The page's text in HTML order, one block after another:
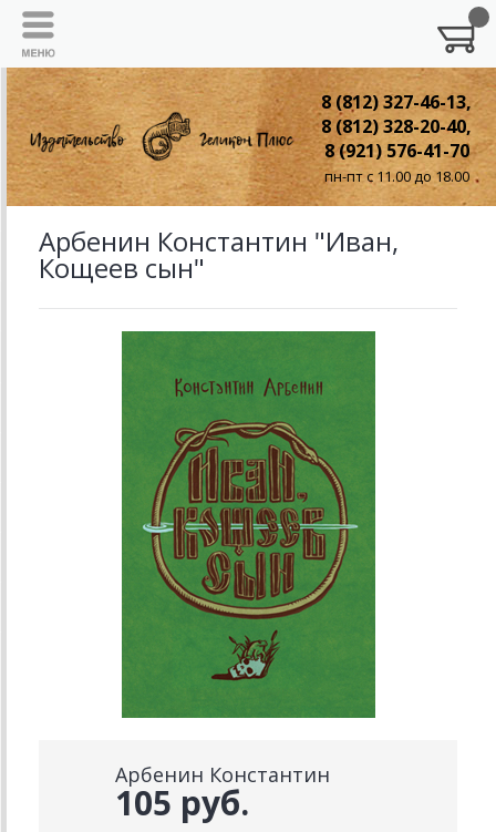
8 (812) 327-46-13,
8 (812) 328-20-40,
8 (921) 576-41-70
пн-пт с 11.00 до 18.00
Арбенин Константин "Иван,
Кощеев сын"
Арбенин Константин
105 руб.